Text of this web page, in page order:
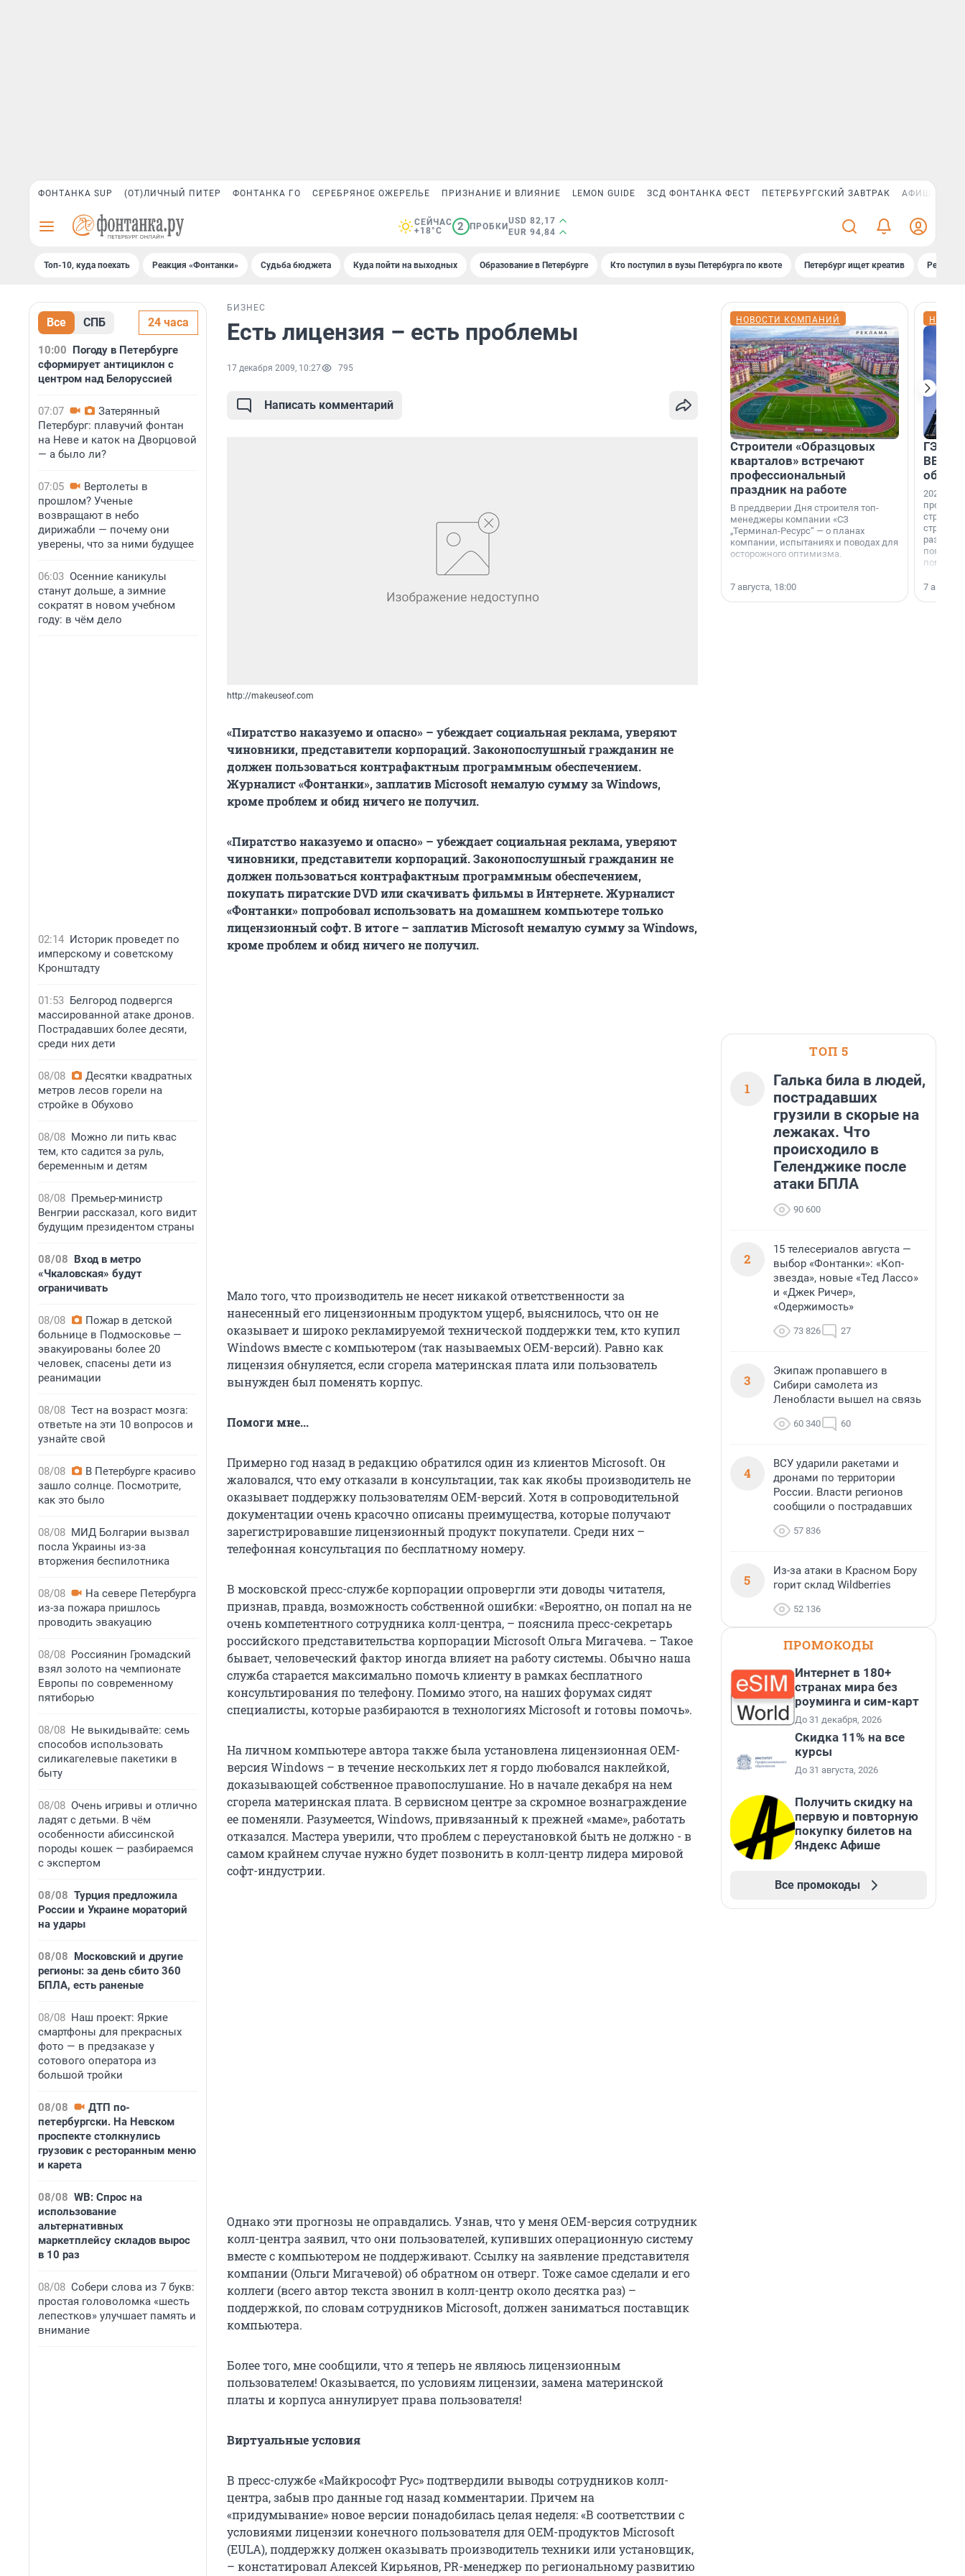
ФОНТАНКА SUP (ОТ)ЛИЧНЫЙ ПИТЕР ФОНТАНКА ГО СЕРЕБРЯНОЕ ОЖЕРЕЛЬЕ ПРИЗНАНИЕ И ВЛИЯНИЕ LEMON GUIDE ЗСД ФОНТАНКА ФЕСТ ПЕТЕРБУРГСКИЙ ЗАВТРАК АФИША PLUS
СЕЙЧАС
+18°C
2 ПРОБКИ
USD 82,17
EUR 94,84
Топ-10, куда поехать Реакция «Фонтанки» Судьба бюджета Куда пойти на выходных Образование в Петербурге Кто поступил в вузы Петербурга по квоте Петербург ищет креатив
Все СПБ 24 часа
10:00 Погоду в Петербурге
сформирует антициклон с
центром над Белоруссией
07:07
Затерянный
Петербург: плавучий фонтан
на Неве и каток на Дворцовой
— а было ли?
07:05
Вертолеты в
прошлом? Ученые
возвращают в небо
дирижабли — почему они
уверены, что за ними будущее
06:03 Осенние каникулы
станут дольше, а зимние
сократят в новом учебном
году: в чём дело
02:14 Историк проведет по
имперскому и советскому
Кронштадту
01:53 Белгород подвергся
массированной атаке дронов.
Пострадавших более десяти,
среди них дети
08/08
Десятки квадратных
метров лесов горели на
стройке в Обухово
08/08 Можно ли пить квас
тем, кто садится за руль,
беременным и детям
08/08 Премьер-министр
Венгрии рассказал, кого видит
будущим президентом страны
08/08 Вход в метро
«Чкаловская» будут
ограничивать
08/08
Пожар в детской
больнице в Подмосковье —
эвакуированы более 20
человек, спасены дети из
реанимации
08/08 Тест на возраст мозга:
ответьте на эти 10 вопросов и
узнайте свой
08/08
В Петербурге красиво
зашло солнце. Посмотрите,
как это было
08/08 МИД Болгарии вызвал
посла Украины из-за
вторжения беспилотника
08/08
На севере Петербурга
из-за пожара пришлось
проводить эвакуацию
08/08 Россиянин Громадский
взял золото на чемпионате
Европы по современному
пятиборью
08/08 Не выкидывайте: семь
способов использовать
силикагелевые пакетики в
быту
08/08 Очень игривы и отлично
ладят с детьми. В чём
особенности абиссинской
породы кошек — разбираемся
с экспертом
08/08 Турция предложила
России и Украине мораторий
на удары
08/08 Московский и другие
регионы: за день сбито 360
БПЛА, есть раненые
08/08 Наш проект: Яркие
смартфоны для прекрасных
фото — в предзаказе у
сотового оператора из
большой тройки
08/08
ДТП по-
петербургски. На Невском
проспекте столкнулись
грузовик с ресторанным меню
и карета
08/08 WB: Спрос на
использование
альтернативных
маркетплейсу складов вырос
в 10 раз
08/08 Собери слова из 7 букв:
простая головоломка «шесть
лепестков» улучшает память и
внимание
БИЗНЕС
Есть лицензия – есть проблемы
17 декабря 2009, 10:27 795
Написать комментарий
http://makeuseof.com
«Пиратство наказуемо и опасно» – убеждает социальная реклама, уверяют
чиновники, представители корпораций. Законопослушный гражданин не
должен пользоваться контрафактным программным обеспечением.
Журналист «Фонтанки», заплатив Microsoft немалую сумму за Windows,
кроме проблем и обид ничего не получил.
«Пиратство наказуемо и опасно» – убеждает социальная реклама, уверяют
чиновники, представители корпораций. Законопослушный гражданин не
должен пользоваться контрафактным программным обеспечением,
покупать пиратские DVD или скачивать фильмы в Интернете. Журналист
«Фонтанки» попробовал использовать на домашнем компьютере только
лицензионный софт. В итоге – заплатив Microsoft немалую сумму за Windows,
кроме проблем и обид ничего не получил.
Мало того, что производитель не несет никакой ответственности за
нанесенный его лицензионным продуктом ущерб, выяснилось, что он не
оказывает и широко рекламируемой технической поддержки тем, кто купил
Windows вместе с компьютером (так называемых OEM-версий). Равно как
лицензия обнуляется, если сгорела материнская плата или пользователь
вынужден был поменять корпус.
Помоги мне...
Примерно год назад в редакцию обратился один из клиентов Microsoft. Он
жаловался, что ему отказали в консультации, так как якобы производитель не
оказывает поддержку пользователям OEM-версий. Хотя в сопроводительной
документации очень красочно описаны преимущества, которые получают
зарегистрировавшие лицензионный продукт покупатели. Среди них –
телефонная консультация по бесплатному номеру.
В московской пресс-службе корпорации опровергли эти доводы читателя,
признав, правда, возможность собственной ошибки: «Вероятно, он попал на не
очень компетентного сотрудника колл-центра, – пояснила пресс-секретарь
российского представительства корпорации Microsoft Ольга Мигачева. – Такое
бывает, человеческий фактор иногда влияет на работу системы. Обычно наша
служба старается максимально помочь клиенту в рамках бесплатного
консультирования по телефону. Помимо этого, на наших форумах сидят
специалисты, которые разбираются в технологиях Microsoft и готовы помочь».
На личном компьютере автора также была установлена лицензионная OEM-
версия Windows – в течение нескольких лет я гордо любовался наклейкой,
доказывающей собственное правопослушание. Но в начале декабря на нем
сгорела материнская плата. В сервисном центре за скромное вознаграждение
ее поменяли. Разумеется, Windows, привязанный к прежней «маме», работать
отказался. Мастера уверили, что проблем с переустановкой быть не должно - в
самом крайнем случае нужно будет позвонить в колл-центр лидера мировой
софт-индустрии.
Однако эти прогнозы не оправдались. Узнав, что у меня OEM-версия сотрудник
колл-центра заявил, что они пользователей, купивших операционную систему
вместе с компьютером не поддерживают. Ссылку на заявление представителя
компании (Ольги Мигачевой) об обратном он отверг. Тоже самое сделали и его
коллеги (всего автор текста звонил в колл-центр около десятка раз) –
поддержкой, по словам сотрудников Microsoft, должен заниматься поставщик
компьютера.
Более того, мне сообщили, что я теперь не являюсь лицензионным
пользователем! Оказывается, по условиям лицензии, замена материнской
платы и корпуса аннулирует права пользователя!
Виртуальные условия
В пресс-службе «Майкрософт Рус» подтвердили выводы сотрудников колл-
центра, забыв про данные год назад комментарии. Причем на
«придумывание» новое версии понадобилась целая неделя: «В соответствии с
условиями лицензии конечного пользователя для ОЕМ-продуктов Microsoft
(EULA), поддержку должен оказывать производитель техники или установщик,
– констатировал Алексей Кирьянов, PR-менеджер по региональному развитию
НОВОСТИ КОМПАНИЙ
Строители «Образцовых
кварталов» встречают
профессиональный
праздник на работе
В преддверии Дня строителя топ-
менеджеры компании «СЗ
„Терминал-Ресурс“ — о планах
компании, испытаниях и поводах для
осторожного оптимизма.
7 августа, 18:00
ГЭС,
ВВП: в
об
2026-й —
раз. В
7
ТОП 5
1
Галька била в людей,
пострадавших
грузили в скорые на
лежаках. Что
происходило в
Геленджике после
атаки БПЛА
90 600
2
15 телесериалов августа —
выбор «Фонтанки»: «Коп-
звезда», новые «Тед Лассо»
и «Джек Ричер»,
«Одержимость»
73 826 27
3
Экипаж пропавшего в
Сибири самолета из
Ленобласти вышел на связь
60 340 60
4
ВСУ ударили ракетами и
дронами по территории
России. Власти регионов
сообщили о пострадавших
57 836
5
Из-за атаки в Красном Бору
горит склад Wildberries
52 136
ПРОМОКОДЫ
Интернет в 180+
странах мира без
роуминга и сим-карт
До 31 декабря, 2026
Скидка 11% на все
курсы
До 31 августа, 2026
Получить скидку на
первую и повторную
покупку билетов на
Яндекс Афише
Все промокоды